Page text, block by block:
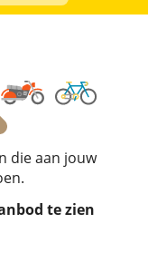
die aan jouw
te zien